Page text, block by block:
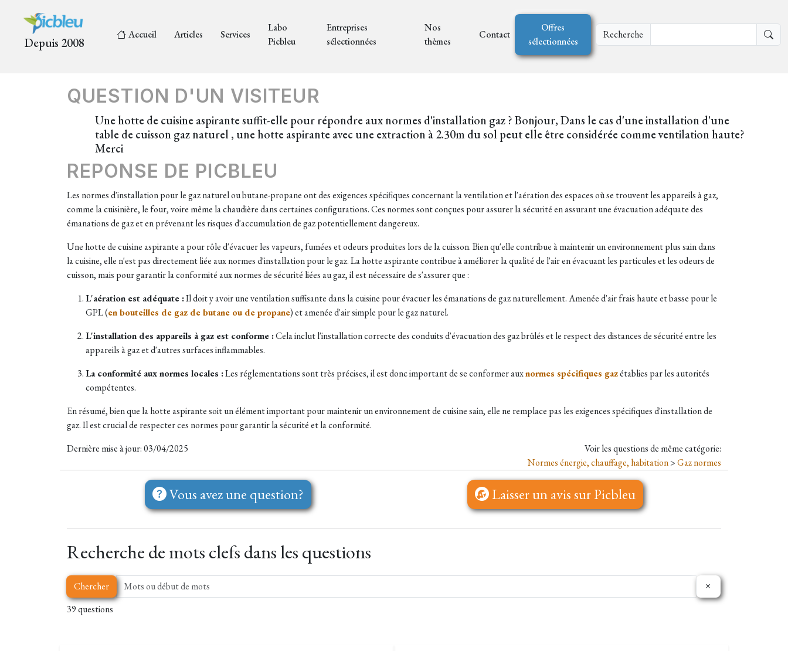
Depuis 2008
Accueil Articles Services
Labo
Picbleu
Entreprises
sélectionnées
Nos
thèmes
Contact
Offres
sélectionnées
Recherche
QUESTION D'UN VISITEUR
Une hotte de cuisine aspirante suffit-elle pour répondre aux normes d'installation gaz ? Bonjour, Dans le cas d'une installation d'une
table de cuisson gaz naturel , une hotte aspirante avec une extraction à 2.30m du sol peut elle être considérée comme ventilation haute?
Merci
REPONSE DE PICBLEU
Les normes d'installation pour le gaz naturel ou butane-propane ont des exigences spécifiques concernant la ventilation et l'aération des espaces où se trouvent les appareils à gaz,
comme la cuisinière, le four, voire même la chaudière dans certaines configurations. Ces normes sont conçues pour assurer la sécurité en assurant une évacuation adéquate des
émanations de gaz et en prévenant les risques d'accumulation de gaz potentiellement dangereux.
Une hotte de cuisine aspirante a pour rôle d'évacuer les vapeurs, fumées et odeurs produites lors de la cuisson. Bien qu'elle contribue à maintenir un environnement plus sain dans
la cuisine, elle n'est pas directement liée aux normes d'installation pour le gaz. La hotte aspirante contribue à améliorer la qualité de l'air en évacuant les particules et les odeurs de
cuisson, mais pour garantir la conformité aux normes de sécurité liées au gaz, il est nécessaire de s'assurer que :
L'aération est adéquate :Il doit y avoir une ventilation suffisante dans la cuisine pour évacuer les émanations de gaz naturellement. Amenée d'air frais haute et basse pour le
GPL (en bouteilles de gaz de butane ou de propane) et amenée d'air simple pour le gaz naturel.
L'installation des appareils à gaz est conforme :Cela inclut l'installation correcte des conduits d'évacuation des gaz brûlés et le respect des distances de sécurité entre les
appareils à gaz et d'autres surfaces inflammables.
La conformité aux normes locales :Les réglementations sont très précises, il est donc important de se conformer auxnormes spécifiques gazétablies par les autorités
compétentes.
En résumé, bien que la hotte aspirante soit un élément important pour maintenir un environnement de cuisine sain, elle ne remplace pas les exigences spécifiques d'installation de
gaz. Il est crucial de respecter ces normes pour garantir la sécurité et la conformité.
Dernière mise à jour: 03/04/2025
Voir les questions de même catégorie:
Normes énergie, chauffage, habitation>Gaz normes
Vous avez une question? Laisser un avis sur Picbleu
Recherche de mots clefs dans les questions
Chercher
39 questions